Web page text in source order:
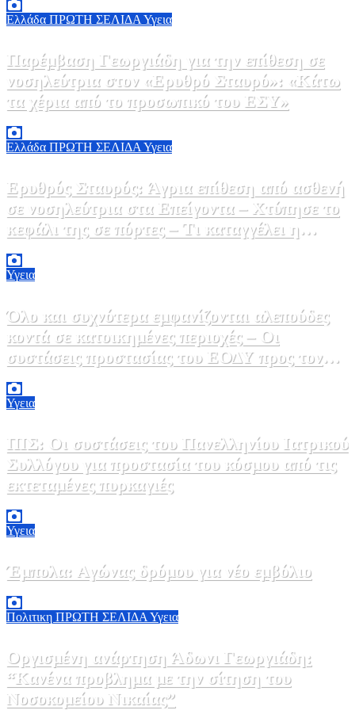
Ελλάδα ΠΡΩΤΗ ΣΕΛΙΔΑ Υγεια
Παρέμβαση Γεωργιάδη για την επίθεση σε
νοσηλεύτρια στον «Ερυθρό Σταυρό»: «Κάτω
τα χέρια από το προσωπικό του ΕΣΥ»
Ελλάδα ΠΡΩΤΗ ΣΕΛΙΔΑ Υγεια
Ερυθρός Σταυρός: Άγρια επίθεση από ασθενή
σε νοσηλεύτρια στα Επείγοντα – Χτύπησε το
κεφάλι της σε πόρτες – Τι καταγγέλει η
ΠΟΕΔΗΝ
Υγεια
Όλο και συχνότερα εμφανίζονται αλεπούδες
κοντά σε κατοικημένες περιοχές – Οι
συστάσεις προστασίας του ΕΟΔΥ προς τον
κόσμο
Υγεια
ΠΙΣ: Οι συστάσεις του Πανελληνίου Ιατρικού
Συλλόγου για προστασία του κόσμου από τις
εκτεταμένες πυρκαγιές
Υγεια
Έμπολα: Αγώνας δρόμου για νέο εμβόλιο
Πολιτικη ΠΡΩΤΗ ΣΕΛΙΔΑ Υγεια
Οργισμένη ανάρτηση Άδωνι Γεωργιάδη:
“Κανένα προβλημα με την σίτηση του
Νοσοκομείου Νικαίας”